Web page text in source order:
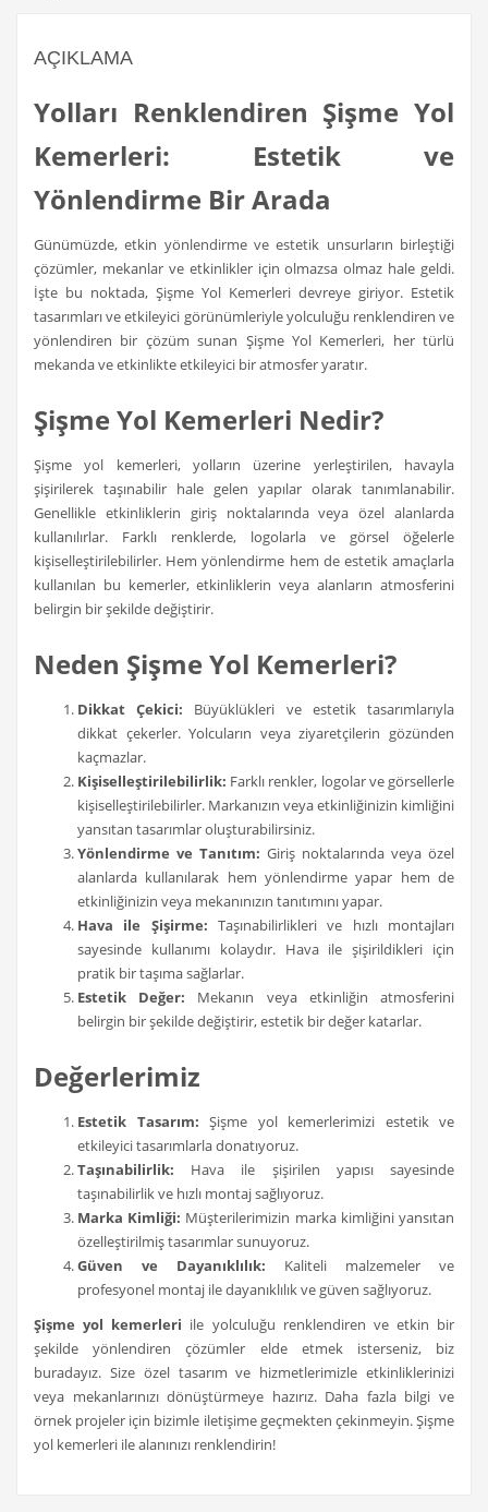
AÇIKLAMA
Yolları Renklendiren Şişme Yol
Kemerleri: Estetik ve
Yönlendirme Bir Arada
Günümüzde, etkin yönlendirme ve estetik unsurların birleştiği
çözümler, mekanlar ve etkinlikler için olmazsa olmaz hale geldi.
İşte bu noktada, Şişme Yol Kemerleri devreye giriyor. Estetik
tasarımları ve etkileyici görünümleriyle yolculuğu renklendiren ve
yönlendiren bir çözüm sunan Şişme Yol Kemerleri, her türlü
mekanda ve etkinlikte etkileyici bir atmosfer yaratır.
Şişme Yol Kemerleri Nedir?
Şişme yol kemerleri, yolların üzerine yerleştirilen, havayla
şişirilerek taşınabilir hale gelen yapılar olarak tanımlanabilir.
Genellikle etkinliklerin giriş noktalarında veya özel alanlarda
kullanılırlar. Farklı renklerde, logolarla ve görsel öğelerle
kişiselleştirilebilirler. Hem yönlendirme hem de estetik amaçlarla
kullanılan bu kemerler, etkinliklerin veya alanların atmosferini
belirgin bir şekilde değiştirir.
Neden Şişme Yol Kemerleri?
Dikkat Çekici: Büyüklükleri ve estetik tasarımlarıyla
dikkat çekerler. Yolcuların veya ziyaretçilerin gözünden
kaçmazlar.
Kişiselleştirilebilirlik: Farklı renkler, logolar ve görsellerle
kişiselleştirilebilirler. Markanızın veya etkinliğinizin kimliğini
yansıtan tasarımlar oluşturabilirsiniz.
Yönlendirme ve Tanıtım: Giriş noktalarında veya özel
alanlarda kullanılarak hem yönlendirme yapar hem de
etkinliğinizin veya mekanınızın tanıtımını yapar.
Hava ile Şişirme: Taşınabilirlikleri ve hızlı montajları
sayesinde kullanımı kolaydır. Hava ile şişirildikleri için
pratik bir taşıma sağlarlar.
Estetik Değer: Mekanın veya etkinliğin atmosferini
belirgin bir şekilde değiştirir, estetik bir değer katarlar.
Değerlerimiz
Estetik Tasarım: Şişme yol kemerlerimizi estetik ve
etkileyici tasarımlarla donatıyoruz.
Taşınabilirlik: Hava ile şişirilen yapısı sayesinde
taşınabilirlik ve hızlı montaj sağlıyoruz.
Marka Kimliği: Müşterilerimizin marka kimliğini yansıtan
özelleştirilmiş tasarımlar sunuyoruz.
Güven ve Dayanıklılık: Kaliteli malzemeler ve
profesyonel montaj ile dayanıklılık ve güven sağlıyoruz.
Şişme yol kemerleri ile yolculuğu renklendiren ve etkin bir
şekilde yönlendiren çözümler elde etmek isterseniz, biz
buradayız. Size özel tasarım ve hizmetlerimizle etkinliklerinizi
veya mekanlarınızı dönüştürmeye hazırız. Daha fazla bilgi ve
örnek projeler için bizimle iletişime geçmekten çekinmeyin. Şişme
yol kemerleri ile alanınızı renklendirin!